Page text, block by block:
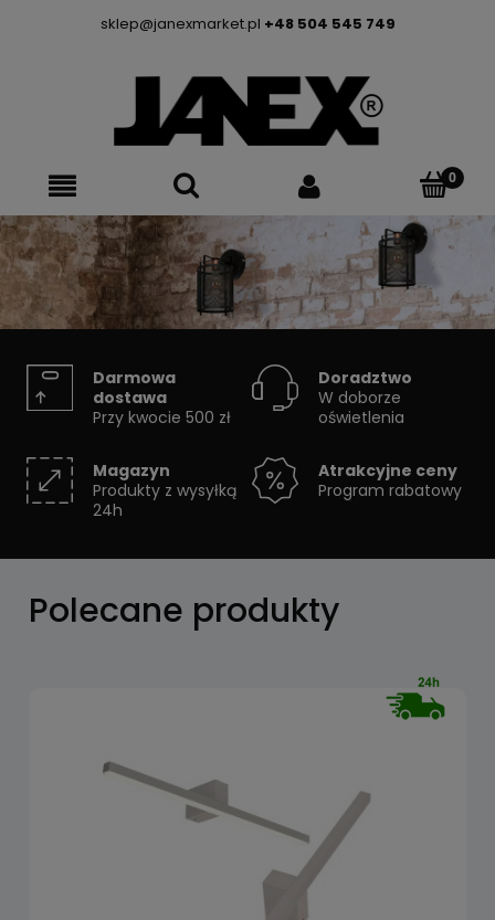
sklep@janexmarket.pl +48 504 545 749
KINKIETY
eleganckie lampy
ścienne
Zobacz
Darmowa
dostawa
Przy kwocie 500 zł
Doradztwo
W doborze
oświetlenia
Magazyn
Produkty z wysyłką
24h
Atrakcyjne ceny
Program rabatowy
Polecane produkty